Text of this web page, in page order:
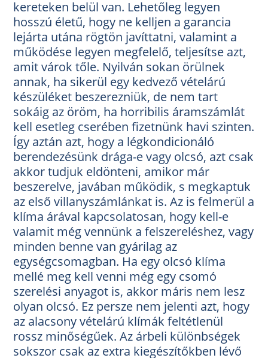
kereteken belül van. Lehetőleg legyen
hosszú életű, hogy ne kelljen a garancia
lejárta utána rögtön javíttatni, valamint a
működése legyen megfelelő, teljesítse azt,
amit várok tőle. Nyilván sokan örülnek
annak, ha sikerül egy kedvező vételárú
készüléket beszerezniük, de nem tart
sokáig az öröm, ha horribilis áramszámlát
kell esetleg cserében fizetnünk havi szinten.
Így aztán azt, hogy a légkondicionáló
berendezésünk drága-e vagy olcsó, azt csak
akkor tudjuk eldönteni, amikor már
beszerelve, javában működik, s megkaptuk
az első villanyszámlánkat is. Az is felmerül a
klíma árával kapcsolatosan, hogy kell-e
valamit még vennünk a felszereléshez, vagy
minden benne van gyárilag az
egységcsomagban. Ha egy olcsó klíma
mellé meg kell venni még egy csomó
szerelési anyagot is, akkor máris nem lesz
olyan olcsó. Ez persze nem jelenti azt, hogy
az alacsony vételárú klímák feltétlenül
rossz minőségűek. Az árbeli különbségek
sokszor csak az extra kiegészítőkben lévő